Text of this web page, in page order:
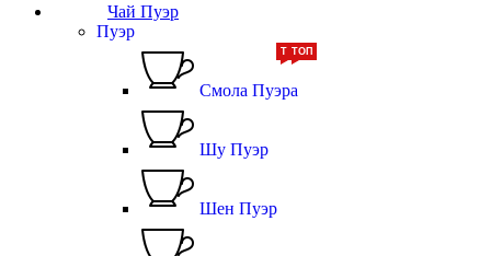
Чай Пуэр
Пуэр
Смола Пуэра
ТОП
Шу Пуэр
Шен Пуэр
ТОП